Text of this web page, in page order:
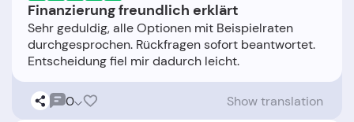
Finanzierung freundlich erklärt
Sehr geduldig, alle Optionen mit Beispielraten
durchgesprochen. Rückfragen sofort beantwortet.
0 Show translation